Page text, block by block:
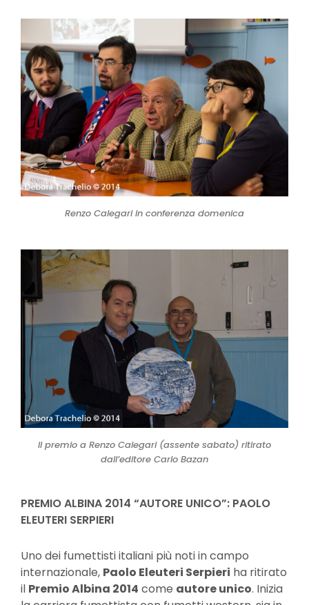
Renzo Calegari in conferenza domenica
Il premio a Renzo Calegari (assente sabato) ritirato
dall’editore Carlo Bazan
PREMIO ALBINA 2014 “AUTORE UNICO”: PAOLO
ELEUTERI SERPIERI
Uno dei fumettisti italiani più noti in campo
internazionale, Paolo Eleuteri Serpieri ha ritirato
il Premio Albina 2014 come autore unico. Inizia